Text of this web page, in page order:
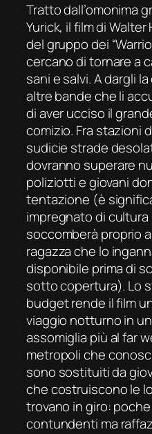
Tratto dall’omonima
Yurick, il film di
del gruppo dei
cercano di tornare a
sani e salvi. A dargli
altre bande che li
di aver ucciso il
comizio. Fra stazioni
sudicie strade
dovranno superare
poliziotti e giovani
tentazione (è
impregnato di
soccomberà proprio
ragazza che lo
disponibile prima di
sotto copertura). Lo
budgetrende il film
viaggio notturno in
assomiglia più alfar
metropoli che
sono sostituiti da
che costruiscono le
trovano in giro:
contundenti ma